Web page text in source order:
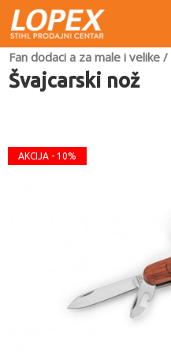
Fan dodaci a za male i velike /
Švajcarski nož
AKCIJA - 10%